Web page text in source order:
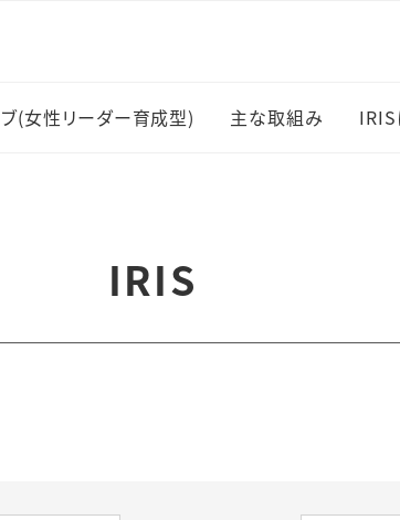
(女性リーダー育成型) 主な取組み IRIS
IRIS